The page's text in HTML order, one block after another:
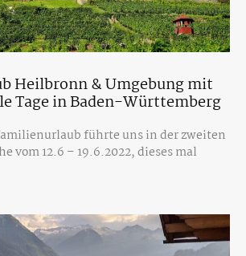
Heilbronn & Umgebung mit
Tage in Baden-Württemberg
führte uns in der zweiten
vom 12.6 – 19.6.2022, dieses mal